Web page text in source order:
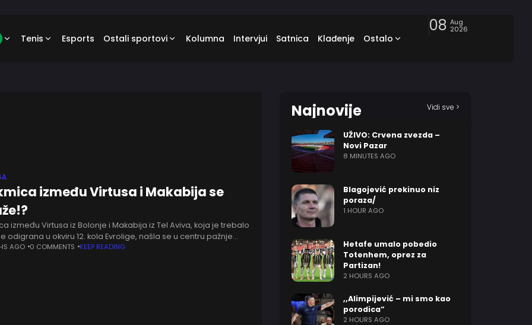
Tenis Esports Ostali sportovi Kolumna Intervjui Satnica Klađenje Ostalo
08 Aug
2026
između Virtusa i Makabija se
između Virtusa iz Bolonje i Makabija iz Tel Aviva, koja je trebalo
odigrana u okviru 12. kola Evrolige, našla se u centru pažnje
zahteva lokalnih
AGO 0 COMMENTS KEEP READING
Najnovije Vidi sve >
UŽIVO: Crvena zvezda –
Novi Pazar
8 MINUTES AGO
Blagojević prekinuo niz
poraza/
1 HOUR AGO
Hetafe umalo pobedio
Totenhem, oprez za
Partizan!
2 HOURS AGO
,,Alimpijević – mi smo kao
porodica”
2 HOURS AGO